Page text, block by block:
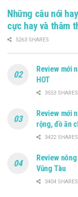
Những câu nói
cực hay và thâm
5263 SHARES
Review mới
HOT
3553 SHARES
Review mới
rộng, đồ ăn
3422 SHARES
Review
Vũng Tàu
3404 SHARES